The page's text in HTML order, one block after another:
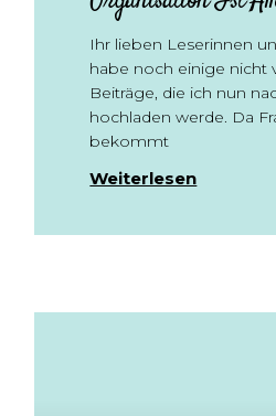
Ihr lieben Leserinnen
habe noch einige nicht
Beiträge, die ich nun
hochladen werde. Da
bekommt
Weiterlesen